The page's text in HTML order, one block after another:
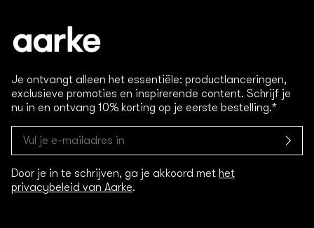
Je ontvangt alleen het essentiële: productlanceringen,
exclusieve promoties en inspirerende content. Schrijf je
nu in en ontvang 10% korting op je eerste bestelling.*
Door je in te schrijven, ga je akkoord met het
privacybeleid van Aarke.